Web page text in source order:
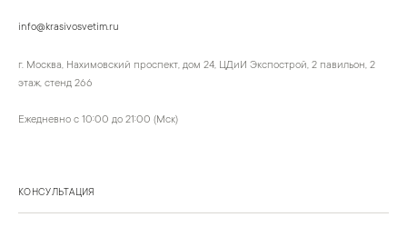
info@krasivosvetim.ru
г. Москва, Нахимовский проспект, дом 24, ЦДиИ Экспострой, 2 павильон, 2
этаж, стенд 266
Ежедневно с 10:00 до 21:00 (Мск)
КОНСУЛЬТАЦИЯ